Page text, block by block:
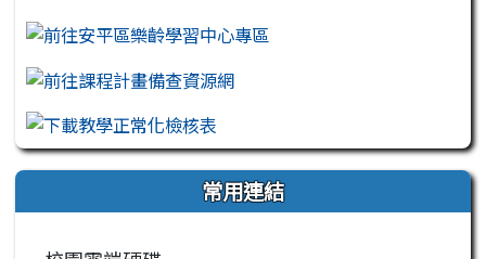
常用連結